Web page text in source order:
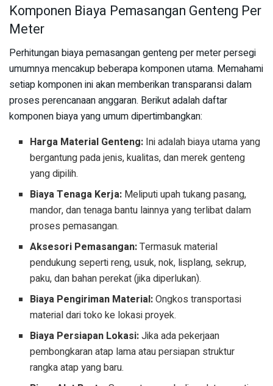
Komponen Biaya Pemasangan Genteng Per
Meter
Perhitungan biaya pemasangan genteng per meter persegi
umumnya mencakup beberapa komponen utama. Memahami
setiap komponen ini akan memberikan transparansi dalam
proses perencanaan anggaran. Berikut adalah daftar
komponen biaya yang umum dipertimbangkan:
Harga Material Genteng: Ini adalah biaya utama yang
bergantung pada jenis, kualitas, dan merek genteng
yang dipilih.
Biaya Tenaga Kerja: Meliputi upah tukang pasang,
mandor, dan tenaga bantu lainnya yang terlibat dalam
proses pemasangan.
Aksesori Pemasangan:Termasuk material
pendukung seperti reng, usuk, nok, lisplang, sekrup,
paku, dan bahan perekat (jika diperlukan).
Biaya Pengiriman Material:Ongkos transportasi
material dari toko ke lokasi proyek.
Biaya Persiapan Lokasi:Jika ada pekerjaan
pembongkaran atap lama atau persiapan struktur
rangka atap yang baru.